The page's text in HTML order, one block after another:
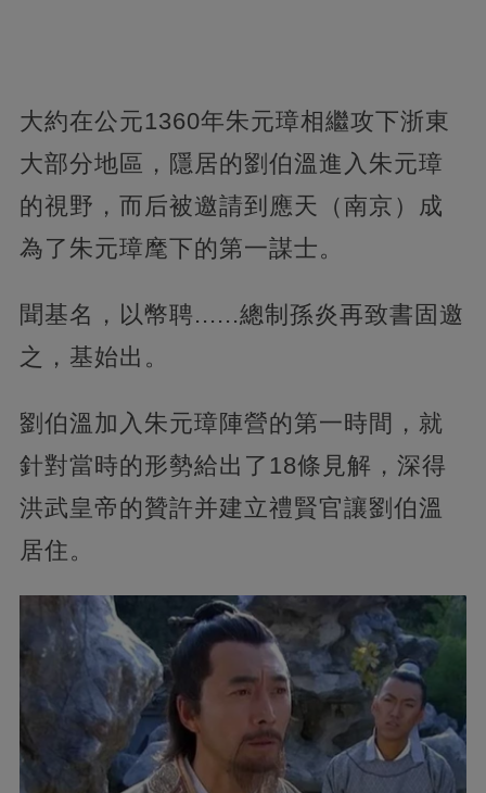
大約在公元1360年朱元璋相繼攻下浙東
大部分地區，隱居的劉伯溫進入朱元璋
的視野，而后被邀請到應天（南京）成
為了朱元璋麾下的第一謀士。
聞基名，以幣聘......總制孫炎再致書固邀
之，基始出。
劉伯溫加入朱元璋陣營的第一時間，就
針對當時的形勢給出了18條見解，深得
洪武皇帝的贊許并建立禮賢官讓劉伯溫
居住。